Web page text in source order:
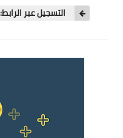
التسجيل عبر الرابط: